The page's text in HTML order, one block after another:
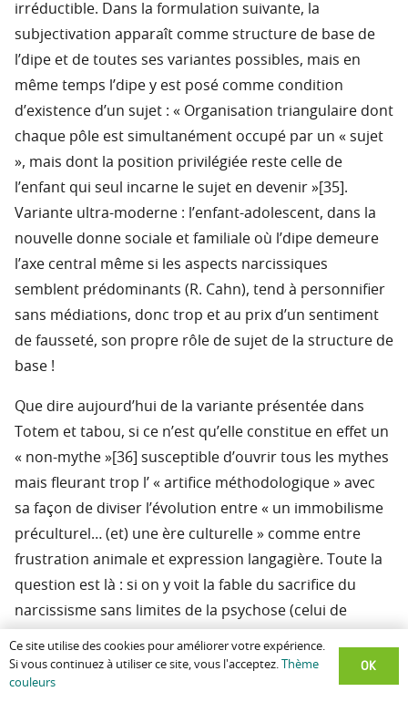
irréductible. Dans la formulation suivante, la
subjectivation apparaît comme structure de base de
l’dipe et de toutes ses variantes possibles, mais en
même temps l’dipe y est posé comme condition
d’existence d’un sujet : « Organisation triangulaire dont
chaque pôle est simultanément occupé par un « sujet
», mais dont la position privilégiée reste celle de
l’enfant qui seul incarne le sujet en devenir »[35].
Variante ultra-moderne : l’enfant-adolescent, dans la
nouvelle donne sociale et familiale où l’dipe demeure
l’axe central même si les aspects narcissiques
semblent prédominants (R. Cahn), tend à personnifier
sans médiations, donc trop et au prix d’un sentiment
de fausseté, son propre rôle de sujet de la structure de
base !
Que dire aujourd’hui de la variante présentée dans
Totem et tabou, si ce n’est qu’elle constitue en effet un
« non-mythe »[36] susceptible d’ouvrir tous les mythes
mais fleurant trop l’ « artifice méthodologique » avec
sa façon de diviser l’évolution entre « un immobilisme
préculturel… (et) une ère culturelle » comme entre
frustration animale et expression langagière. Toute la
question est là : si on y voit la fable du sacrifice du
narcissisme sans limites de la psychose (celui de
et les surs, mais interdisant surtout que puissent
exister les concepts de mère et de sur dès lors qu’il
Ce site utilise des cookies pour améliorer votre expérience.
Si vous continuez à utiliser ce site, vous l'acceptez.
Thème
couleurs
OK